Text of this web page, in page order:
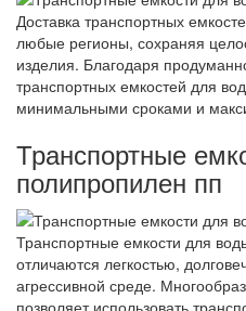
Доставка транспортных
любые регионы, сохраняя
изделия. Благодаря
транспортных емкостей для
минимальными сроками и
Транспортные
полипропилен пп
Транспортные емкости для
отличаются легкостью,
агрессивной среде.
позволяет использовать